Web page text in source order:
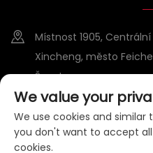
Místnost 1905,
Xincheng, město
Šan-tung
+86-
We value your
We use cookies and similar
you don't want to accept all
cookies.